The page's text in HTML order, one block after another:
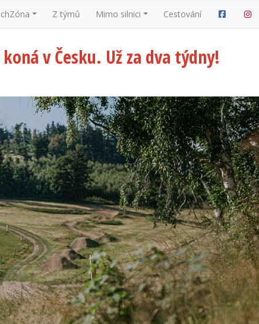
Z týmů Mimo silnici Cestování
v Česku. Už za dva týdny!